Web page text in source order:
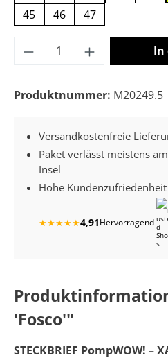
45
46 47
Produkt Anzahl: In
Produktnummer: M20249.5
Versandkostenfreie
Paket verlässt meistens
Insel
Hohe Kundenzufriedenheit
★★★★★4,91Hervorragend
'Fosco'"
STECKBRIEF PompWOW! –